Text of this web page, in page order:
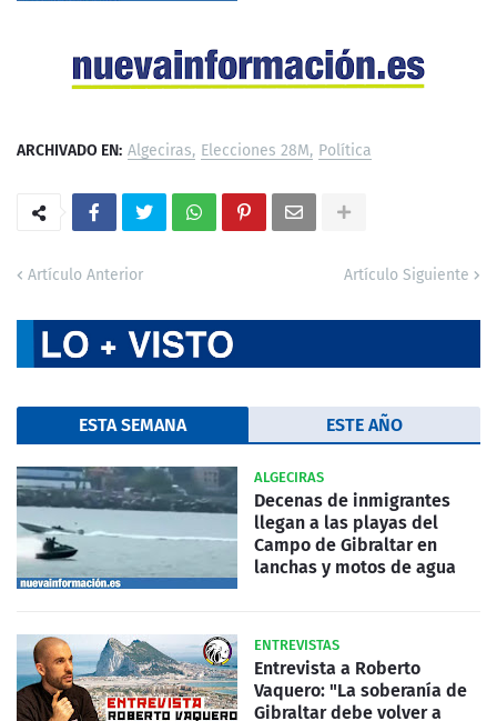
ARCHIVADO EN: Algeciras Elecciones 28M Política
Artículo Anterior Artículo Siguiente
ESTA SEMANA ESTE AÑO
ALGECIRAS
Decenas de inmigrantes
llegan a las playas del
Campo de Gibraltar en
lanchas y motos de agua
ENTREVISTAS
Entrevista a Roberto
Vaquero: "La soberanía de
Gibraltar debe volver a